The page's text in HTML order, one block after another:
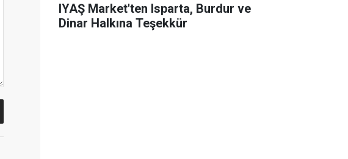
IYAŞ Market'ten Isparta, Burdur ve
Dinar Halkına Teşekkür